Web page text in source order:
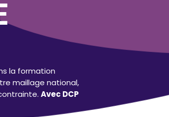
la formation
maillage national,
Avec DCP